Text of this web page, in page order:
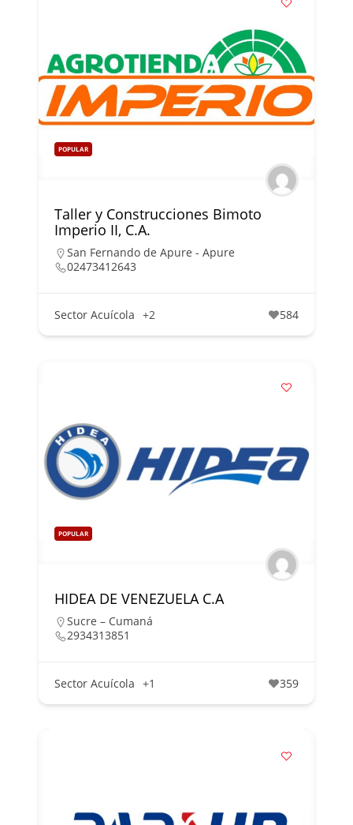
POPULAR
Taller y Construcciones Bimoto
Imperio II, C.A.
San Fernando de Apure - Apure
02473412643
Sector Acuícola +2 584
POPULAR
HIDEA DE VENEZUELA C.A
Sucre – Cumaná
2934313851
Sector Acuícola +1 359